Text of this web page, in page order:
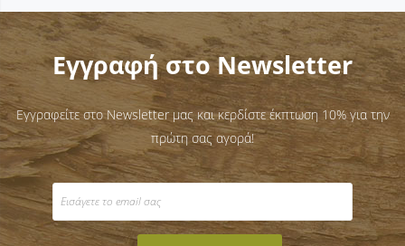
Εγγραφή στο Newsletter
Εγγραφείτε στο Newsletter μας και κερδίστε έκπτωση 10% για την
πρώτη σας αγορά!